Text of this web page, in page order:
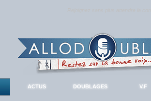
ACTUS DOUBLAGES V.F